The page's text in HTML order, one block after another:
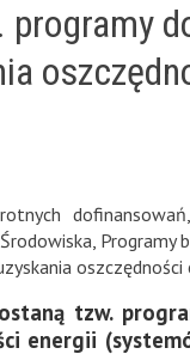
dofinansowań
Programy
tzw.
energii